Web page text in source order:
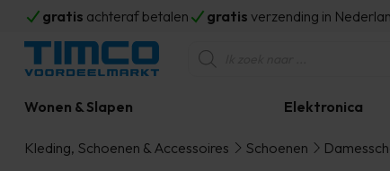
gratis achteraf betalen gratis verzending in
Producten
zoeken
Wonen & Slapen Elektronica
Kleding, Schoenen & Accessoires Schoenen